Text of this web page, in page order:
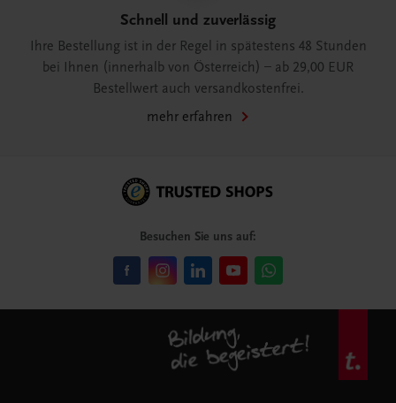
Schnell und zuverlässig
Ihre Bestellung ist in der Regel in spätestens 48 Stunden
bei Ihnen (innerhalb von Österreich) – ab 29,00 EUR
Bestellwert auch versandkostenfrei.
mehr erfahren
Besuchen Sie uns auf: